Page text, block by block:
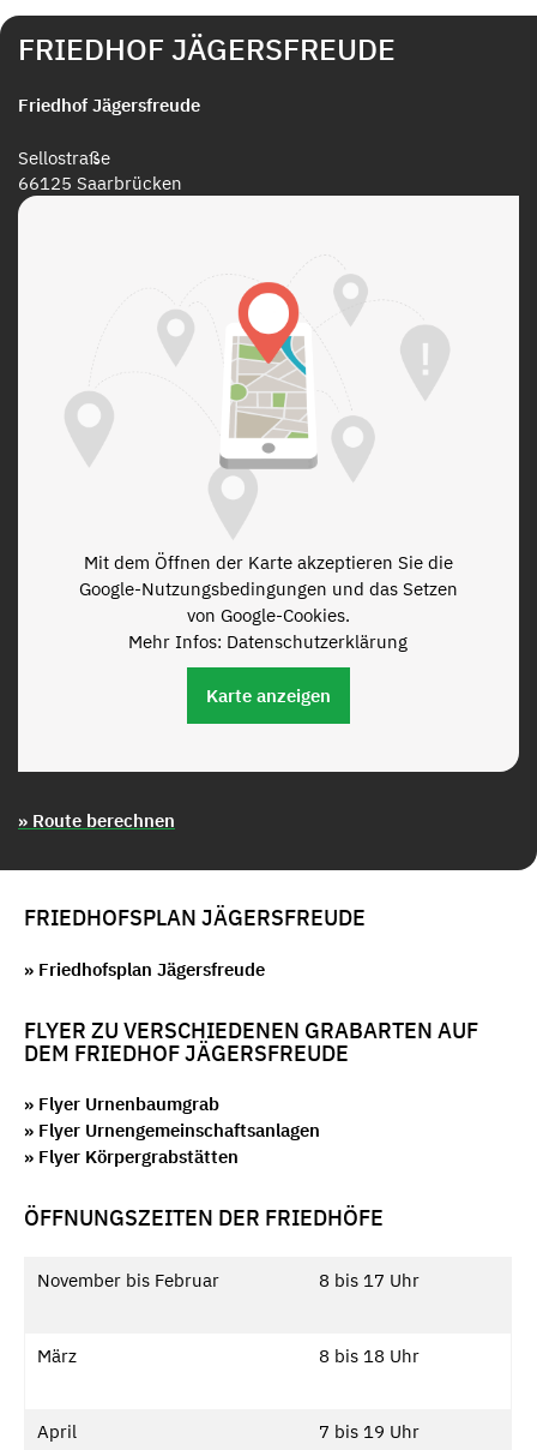
FRIEDHOF JÄGERSFREUDE
Friedhof Jägersfreude
Sellostraße
66125 Saarbrücken
Mit dem Öffnen der Karte akzeptieren Sie die
Google-Nutzungsbedingungen und das Setzen
von Google-Cookies.
Mehr Infos: Datenschutzerklärung
Karte anzeigen
» Route berechnen
FRIEDHOFSPLAN JÄGERSFREUDE
» Friedhofsplan Jägersfreude
FLYER ZU VERSCHIEDENEN GRABARTEN AUF
DEM FRIEDHOF JÄGERSFREUDE
» Flyer Urnenbaumgrab
» Flyer Urnengemeinschaftsanlagen
» Flyer Körpergrabstätten
ÖFFNUNGSZEITEN DER FRIEDHÖFE
November bis Februar 8 bis 17 Uhr
März 8 bis 18 Uhr
April 7 bis 19 Uhr